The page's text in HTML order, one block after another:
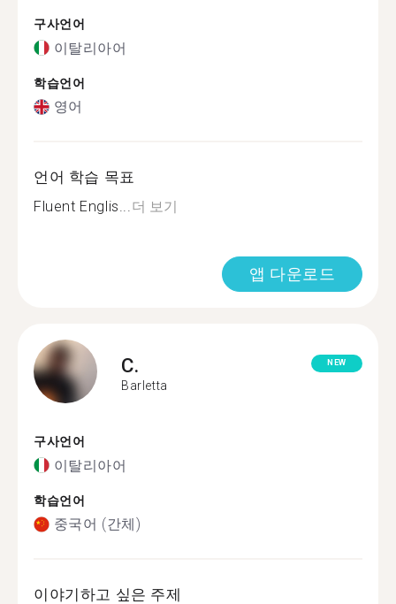
구사언어
이탈리아어
학습언어
영어
언어 학습 목표
Fluent Englis...더 보기
앱 다운로드
C.
Barletta
NEW
구사언어
이탈리아어
학습언어
중국어 (간체)
이야기하고 싶은 주제